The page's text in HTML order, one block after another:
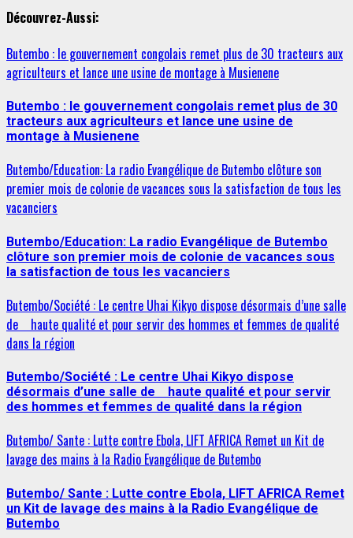
Découvrez-Aussi:
Butembo : le gouvernement congolais remet plus de 30 tracteurs aux
agriculteurs et lance une usine de montage à Musienene
Butembo : le gouvernement congolais remet plus de 30
tracteurs aux agriculteurs et lance une usine de
montage à Musienene
Butembo/Education: La radio Evangélique de Butembo clôture son
premier mois de colonie de vacances sous la satisfaction de tous les
vacanciers
Butembo/Education: La radio Evangélique de Butembo
clôture son premier mois de colonie de vacances sous
la satisfaction de tous les vacanciers
Butembo/Société : Le centre Uhai Kikyo dispose désormais d’une salle
de haute qualité et pour servir des hommes et femmes de qualité
dans la région
Butembo/Société : Le centre Uhai Kikyo dispose
désormais d’une salle de haute qualité et pour servir
des hommes et femmes de qualité dans la région
Butembo/ Sante : Lutte contre Ebola, LIFT AFRICA Remet un Kit de
lavage des mains à la Radio Evangélique de Butembo
Butembo/ Sante : Lutte contre Ebola, LIFT AFRICA Remet
un Kit de lavage des mains à la Radio Evangélique de
Butembo